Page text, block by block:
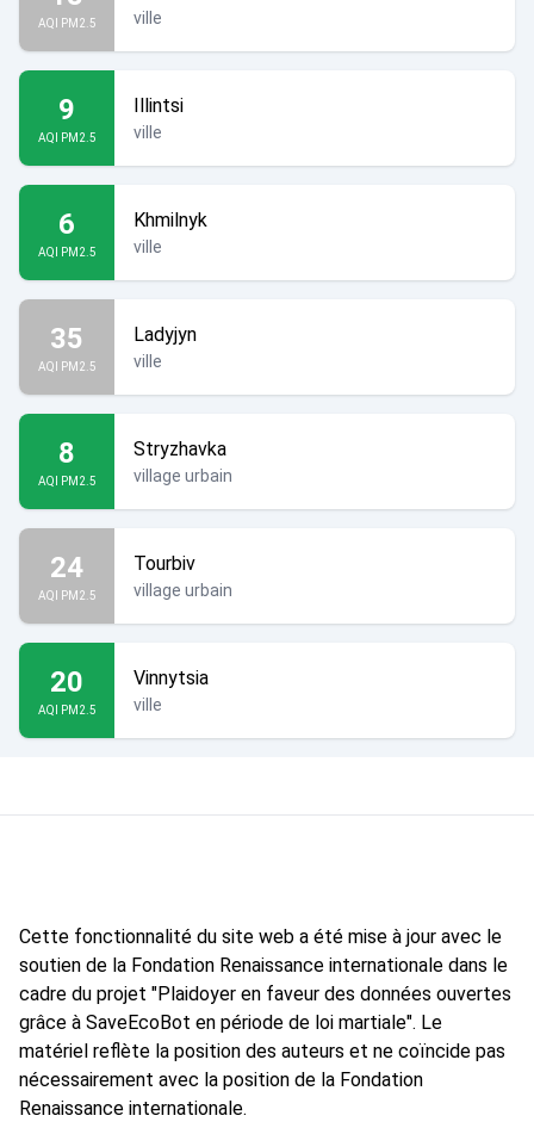
AQI PM2.5 ville
9
AQI PM2.5
Illintsi
ville
6
AQI PM2.5
Khmilnyk
ville
35
AQI PM2.5
Ladyjyn
ville
8
AQI PM2.5
Stryzhavka
village urbain
24
AQI PM2.5
Tourbiv
village urbain
20
AQI PM2.5
Vinnytsia
ville
Cette fonctionnalité du site web a été mise à jour avec le
soutien de la Fondation Renaissance internationale dans le
cadre du projet "Plaidoyer en faveur des données ouvertes
grâce à SaveEcoBot en période de loi martiale". Le
matériel reflète la position des auteurs et ne coïncide pas
nécessairement avec la position de la Fondation
Renaissance internationale.